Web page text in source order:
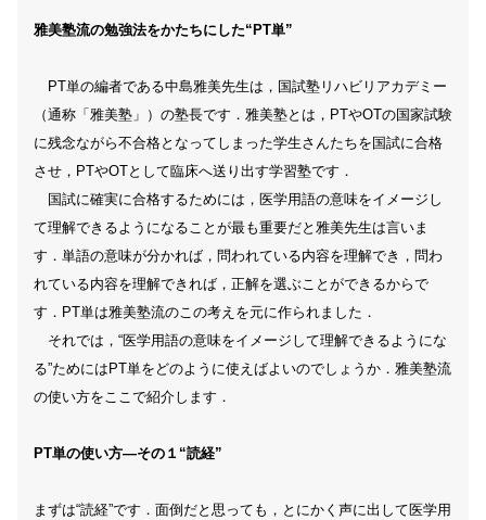
雅美塾流の勉強法をかたちにした“PT単”
PT単の編者である中島雅美先生は，国試塾リハビリアカデミー
（通称「雅美塾」）の塾長です．雅美塾とは，PTやOTの国家試験
に残念ながら不合格となってしまった学生さんたちを国試に合格
させ，PTやOTとして臨床へ送り出す学習塾です．
国試に確実に合格するためには，医学用語の意味をイメージし
て理解できるようになることが最も重要だと雅美先生は言いま
す．単語の意味が分かれば，問われている内容を理解でき，問わ
れている内容を理解できれば，正解を選ぶことができるからで
す．PT単は雅美塾流のこの考えを元に作られました．
それでは，“医学用語の意味をイメージして理解できるようにな
る”ためにはPT単をどのように使えばよいのでしょうか．雅美塾流
の使い方をここで紹介します．
PT単の使い方―その１“読経”
まずは“読経”です．面倒だと思っても，とにかく声に出して医学用